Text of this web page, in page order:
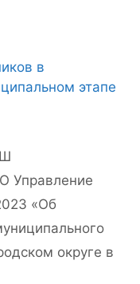
в
этапе
Управление
«Об
округе в